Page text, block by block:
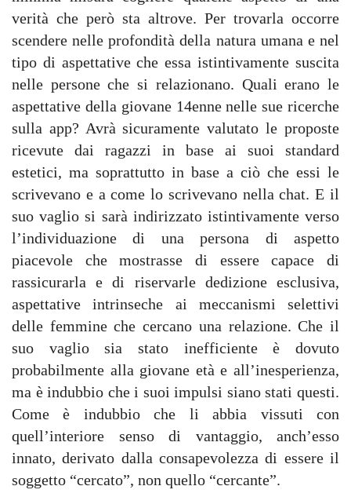
verità che però sta altrove. Per trovarla occorre
scendere nelle profondità della natura umana e nel
tipo di aspettative che essa istintivamente suscita
nelle persone che si relazionano. Quali erano le
aspettative della giovane 14enne nelle sue ricerche
sulla app? Avrà sicuramente valutato le proposte
ricevute dai ragazzi in base ai suoi standard
estetici, ma soprattutto in base a ciò che essi le
scrivevano e a come lo scrivevano nella chat. E il
suo vaglio si sarà indirizzato istintivamente verso
l’individuazione di una persona di aspetto
piacevole che mostrasse di essere capace di
rassicurarla e di riservarle dedizione esclusiva,
aspettative intrinseche ai meccanismi selettivi
delle femmine che cercano una relazione. Che il
suo vaglio sia stato inefficiente è dovuto
probabilmente alla giovane età e all’inesperienza,
ma è indubbio che i suoi impulsi siano stati questi.
Come è indubbio che li abbia vissuti con
quell’interiore senso di vantaggio, anch’esso
innato, derivato dalla consapevolezza di essere il
soggetto “cercato”, non quello “cercante”.